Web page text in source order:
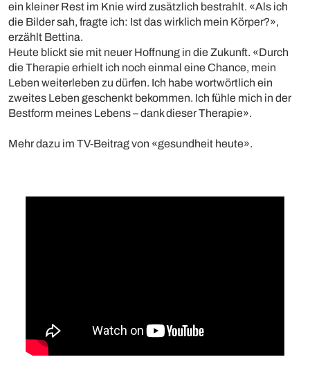
ein kleiner Rest im Knie wird zusätzlich bestrahlt. «Als ich
die Bilder sah, fragte ich: Ist das wirklich mein Körper?»,
erzählt Bettina.
Heute blickt sie mit neuer Hoffnung in die Zukunft. «Durch
die Therapie erhielt ich noch einmal eine Chance, mein
Leben weiterleben zu dürfen. Ich habe wortwörtlich ein
zweites Leben geschenkt bekommen. Ich fühle mich in der
Bestform meines Lebens – dank dieser Therapie».
Mehr dazu im TV-Beitrag von «gesundheit heute».